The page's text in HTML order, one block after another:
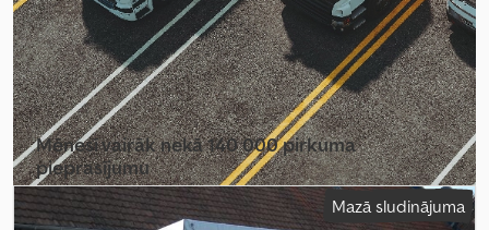
Mēnesī vairāk nekā 140 000 pirkuma
pieprasījumu
Izvēlēties tirgotāja paketiMazā sludinājuma